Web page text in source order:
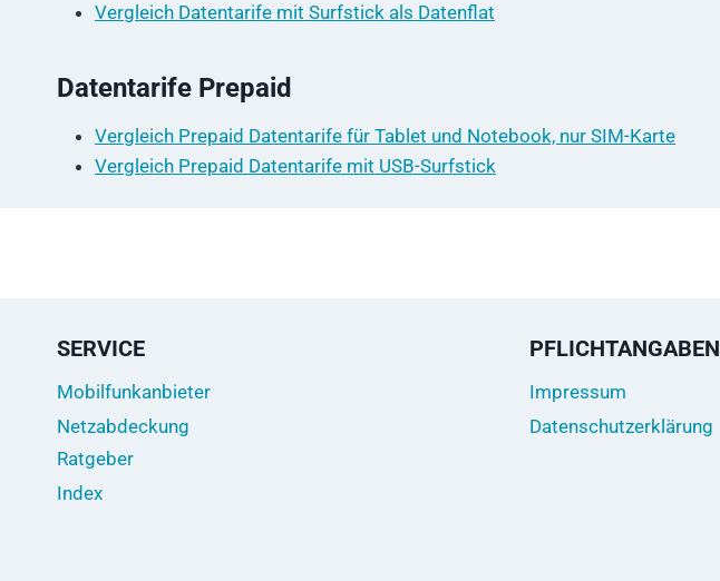
Vergleich Datentarife mit Surfstick als Datenflat
Datentarife Prepaid
Vergleich Prepaid Datentarife für Tablet und Notebook, nur SIM-Karte
Vergleich Prepaid Datentarife mit USB-Surfstick
SERVICE
Mobilfunkanbieter
Netzabdeckung
Ratgeber
Index
PFLICHTANGABEN
Impressum
Datenschutzerklärung